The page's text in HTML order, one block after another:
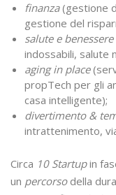
finanza(gestione
gestione del
salute e benessere
indossabili, salute
aging in place
propTech per gli
casa intelligente);
divertimento &
intrattenimento,
Circa 10 Startupin
un percorso della